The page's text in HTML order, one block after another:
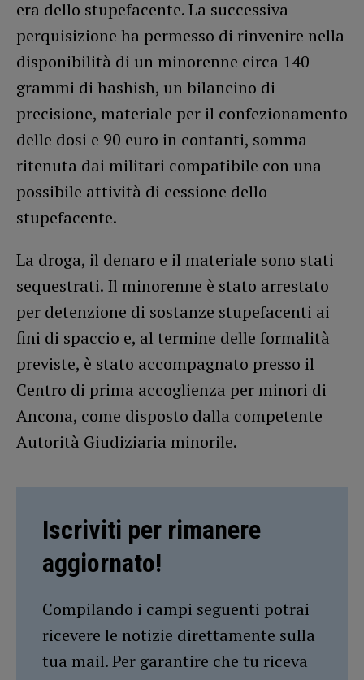
era dello stupefacente. La successiva
perquisizione ha permesso di rinvenire nella
disponibilità di un minorenne circa 140
grammi di hashish, un bilancino di
precisione, materiale per il confezionamento
delle dosi e 90 euro in contanti, somma
ritenuta dai militari compatibile con una
possibile attività di cessione dello
stupefacente.
La droga, il denaro e il materiale sono stati
sequestrati. Il minorenne è stato arrestato
per detenzione di sostanze stupefacenti ai
fini di spaccio e, al termine delle formalità
previste, è stato accompagnato presso il
Centro di prima accoglienza per minori di
Ancona, come disposto dalla competente
Autorità Giudiziaria minorile.
Iscriviti per rimanere
aggiornato!
Compilando i campi seguenti potrai
ricevere le notizie direttamente sulla
tua mail. Per garantire che tu riceva